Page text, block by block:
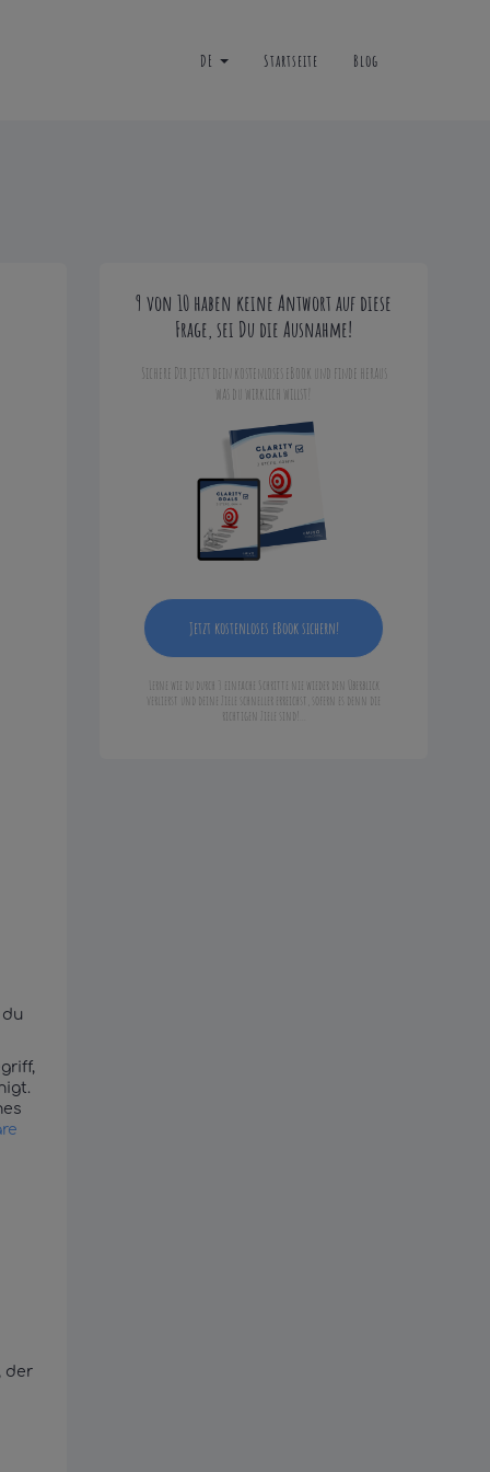
DE Startseite Blog
der
9 von 10 haben keine Antwort auf diese
Frage, sei Du die Ausnahme!
Sichere Dir jetzt dein kostenloses eBook und finde heraus
was du wirklich willst!
Jetzt kostenloses eBook sichern!
Lerne wie du durch 3 einfache Schritte nie wieder den Überblick
verlierst und deine Ziele schneller erreichst, sofern es denn die
richtigen Ziele sind!...